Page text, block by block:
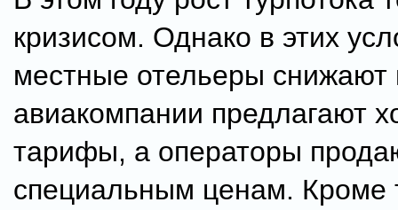
кризисом. Однако в этих
местные отельеры снижают
авиакомпании предлагают
тарифы, а операторы
специальным ценам. Кроме